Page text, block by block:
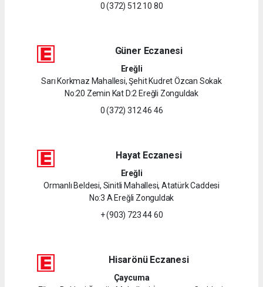
0 (372) 512 10 80
Güner Eczanesi
Ereğli
Sarı Korkmaz Mahallesi, Şehit Kudret Özcan Sokak
No:20 Zemin Kat D:2 Ereğli Zonguldak
0 (372) 312 46 46
Hayat Eczanesi
Ereğli
Ormanlı Beldesi, Sinitli Mahallesi, Atatürk Caddesi
No:3 A Ereğli Zonguldak
+ (903) 723 44 60
Hisarönü Eczanesi
Çaycuma